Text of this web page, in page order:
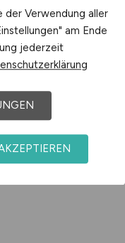
der Verwendung aller
am Ende
jederzeit